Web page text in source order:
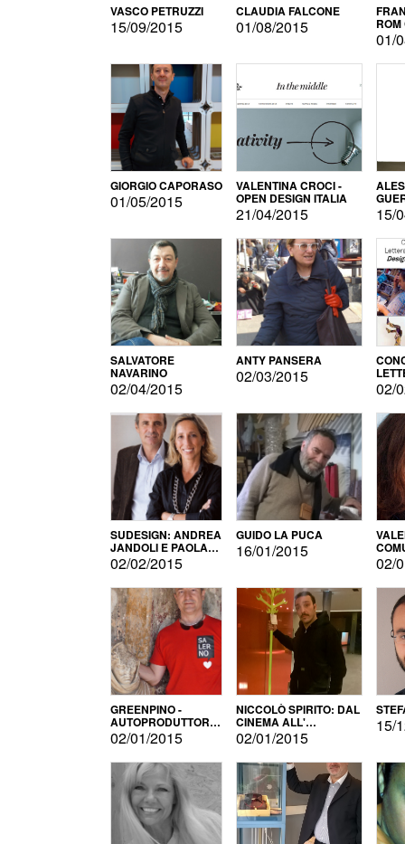
VASCO PETRUZZI
15/09/2015
CLAUDIA FALCONE
01/08/2015
01/
GIORGIO CAPORASO
01/05/2015
VALENTINA CROCI -
OPEN DESIGN ITALIA
21/04/2015 15/
SALVATORE
NAVARINO
02/04/2015
ANTY PANSERA
02/03/2015
02/
SUDESIGN: ANDREA
JANDOLI E PAOLA
PISAPIA
02/02/2015
GUIDO LA PUCA
16/01/2015
02/
GREENPINO -
AUTOPRODUTTORE
PER AMORE
02/01/2015
NICCOLÒ SPIRITO: DAL
CINEMA ALL'
AUTOPRODUZIONE
02/01/2015
15/